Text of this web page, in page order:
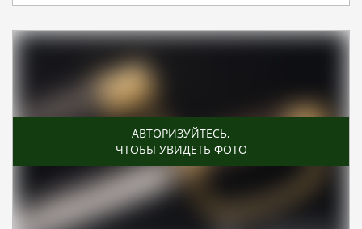
АВТОРИЗУЙТЕСЬ,
ЧТОБЫ УВИДЕТЬ ФОТО